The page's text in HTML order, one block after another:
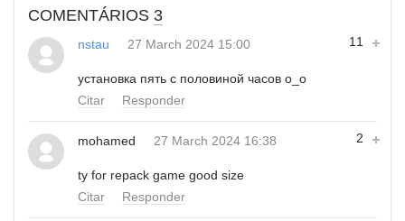
COMENTÁRIOS 3
11
nstau 27 March 2024 15:00
установка пять с половиной часов o_o
Citar
Responder
2
mohamed 27 March 2024 16:38
ty for repack game good size
Citar
Responder